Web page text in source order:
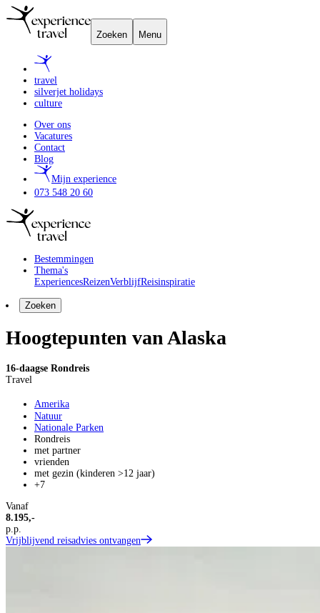
Zoeken Menu
travel
silverjet holidays
culture
Over ons
Vacatures
Contact
Blog
Mijn experience
073 548 20 60
Bestemmingen
Thema's
ExperiencesReizenVerblijfReisinspiratie
Zoeken
Hoogtepunten van Alaska
16-daagse Rondreis
Travel
Amerika
Natuur
Nationale Parken
Rondreis
met partner
vrienden
met gezin (kinderen >12 jaar)
+7
Vanaf
8.195,-
p.p.
Vrijblijvend reisadvies ontvangen